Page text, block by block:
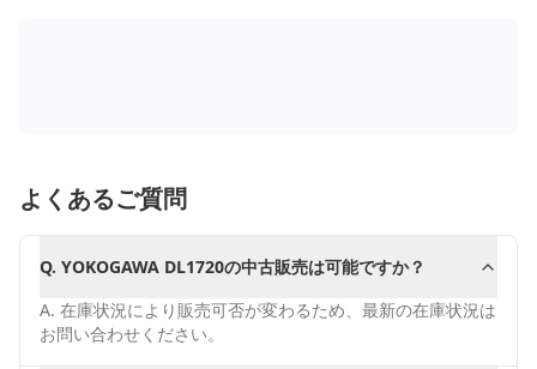
よくあるご質問
Q. YOKOGAWA DL1720の中古販売は可能ですか？
A. 在庫状況により販売可否が変わるため、最新の在庫状況は
お問い合わせください。